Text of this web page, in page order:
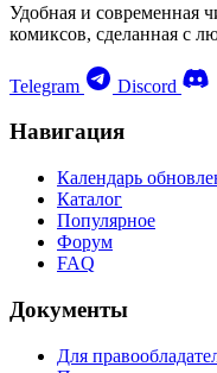
Удобная и современная
комиксов, сделанная с
Telegram Discord
Навигация
Календарь
Каталог
Популярное
Форум
FAQ
Документы
Для